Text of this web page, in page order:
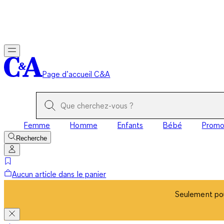
Page d’accueil C&A
Femme Homme Enfants Bébé Promo
Recherche
Aucun article dans le panier
Seulement